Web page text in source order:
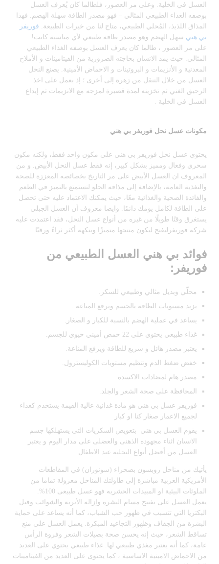
العسل في الخلية. وعلى مر العصور، فلطالما كان يُعرف العسل
بوصفه الغذاء الطبيعي المثالي – فهو مصدر الطاقة سهلة الهضم. فهذا
المذاق اللذيذ، المُحلي الطبيعي، متاح لنا من خيرات الطبيعة. فوريفر
بي هني سهل الهضم وهو مصدر طاقة طبيعي لأي مناسبة كانت!
على مر العصور ، طالما كان يعرف العسل بوصفه الغذاء الطبيعي
المثالي. حيث يمد الانسان بحاجته الضرورية من الفيتامينات و الأملاح
المعدنية و الأنزيمات و البروتينات و الاحماض الأمينية. يصنع النحل
العسل من خلال التنقل من زهرة إلى أخرى ؛ إذ يعمل على اخذ
الرحيق الغني ثم تخزينه لمدة قصيرة لمزجه مع الانزيمات ثم إيداع
العسل في الخلية .
مكونات عسل نحل فوريفر بي هني
يحتوي عسل نحل فوريفر بي هني على مكون واحد فقط، ولكنه مكون
سحري وفعال ومميز بشكل كبير، إنه فقط عسل النحل الأبيض. و من
المعروف ان العسل الأبيض على مر التاريخ بخصائصه المعززة للصحة
والتغذية العامة، بالإضافة إلى مذاقه الحلو لتستمتع بالتميز في الطعم
والفائدة الصحية والغذائية معًا، حيث يمكنك الاعتماد عليه حتى تحصل
على الطاقة لكامل يومك دائمًا. وايضا معروف أن العسل الجبلي
يستغرق وقتًا طويلًا من غيره من أنواع عسل النحل، فقد اعتمدت عليه
شركة فوريفرليفنج ليكون منتجها متميزًا وبنكهة أكثر ثراءً ورقيًا.
فوائد بي هني العسل الطبيعي من
فوريفر:
محلّي وبديل مثالي وطبيعي للسكر.
يزيد مستويات الطاقة بالجسم ويرفع المناعة .
يساعد في عملية الهضم بالنسبة للكبار و الصغار.
غذاء طبيعي يحتوي على 22 حمض أميني حيوي للجسم.
يعتبر مصدر هائل و سريع للطاقة ويرفع المناعة.
خفض ضغط الدم وتنظيم مستويات الكوليسترول.
مصدر هام لمضادات الاكسده.
المحافظة على صحة الشعر والجلد.
فوريفر عسل بي هني هو مادة غذائية عالية القيمة يستخدم كغذاء
لجميع الاعمار صغار كنا او كبار
يقوم العسل بي هني بتعويض السكريات التى يستهلكها جسم
الانسان اثناء مجهوده الذهنى والعضلى على مدار اليوم و يعتبر
العسل من أفضل أنواع التحليه عند الاطفال.
يأتيك من مناحل روبسون بصحراء (سونوران) في المقاطعات
الأمريكية الغربية مباشرة إلى طاولتك المناحل معزولة تماما من
الملوثات البيئية او المبيدات الحشريه فهو عسل طبيعى 100%.
يعمل العسل على تفتيح مسام البشرة وإزالة الأتربة والشوائب وقتل
البكتريا التي تتسبب في ظهور حب الشباب، كما أنه يساعد على حماية
البشرة من الجفاف وظهور التجاعيد المبكرة. يعمل العسل على منع
تساقط الشعر، حيث إنه يحسن صحة بصيلات الشعر وفروة الرأس
عامة، كما أنه يعتبر مغذي طبيعي لها. غذاء طبيعي يحتوي على العديد
من الاحماض الامينية الاساسية ، كما يحتوى على العديد من الفيتامينات